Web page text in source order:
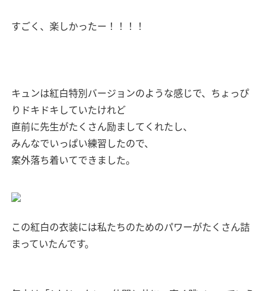
すごく、楽しかったー！！！！
キュンは紅白特別バージョンのような感じで、ちょっぴ
りドキドキしていたけれど
直前に先生がたくさん励ましてくれたし、
みんなでいっぱい練習したので、
案外落ち着いてできました。
この紅白の衣装には私たちのためのパワーがたくさん詰
まっていたんです。